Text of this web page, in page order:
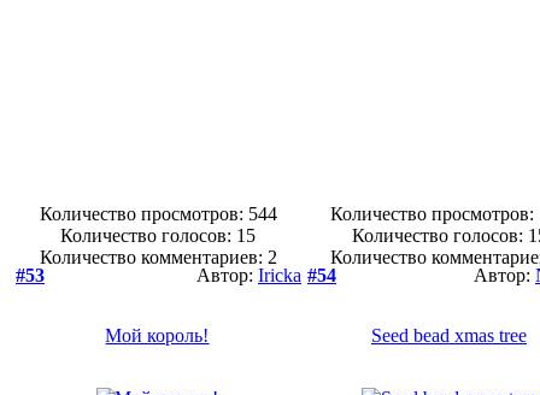
Количество просмотров: 544
Количество голосов: 15
Количество комментариев: 2
Количество просмотров:
Количество голосов:
Количество
#53
Автор: Iricka
Мой король!
#54 Автор:
Seed bead xmas tree